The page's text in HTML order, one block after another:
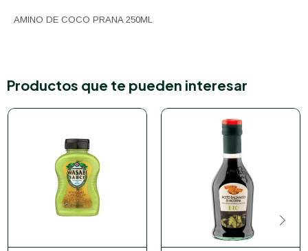
AMINO DE COCO PRANA 250ML
Productos que te pueden interesar